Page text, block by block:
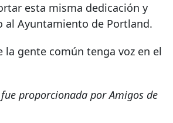
esta misma dedicación y
al Ayuntamiento de Portland.
la gente común tenga voz en el
proporcionada por Amigos de